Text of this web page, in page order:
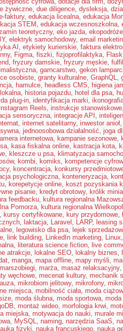
żywiczne, due diligence, dysleksja,
faktury, edukacja licealna, edukacja
STEM , edukacja wczesnoszkolna,
teoretyczny, eko jazda, ekopodróże
, elektryk samochodowy, email
AI , etykiety kurierskie, faktura
, Figma, fiszki, fizjoprofilaktyka, Flask
, fryzury damskie, fryzury męskie,
, garncarstwo, gekon
osobiste, granty kulturalne, GraphQL,
, hamulce, headless CMS, higiena
, historia pojazdu, hotel dla psa,
plug-in, identyfikacja marki,
Instagram Reels, instrukcje stanowiskowe
sensoryczna, integracje API ,
, internet satelitarny, inwestor anioł
, jednoosobowa działalność, joga
internetowa, kampanie sezonowe,
, kasa fiskalna online, kastracja kota,
, kleszcze u psa, klimatyzacja
, kombi, komiks, kompetencje
, koncentracja, konkursy
psychologiczna, konteneryzacja,
, korepetycje online, koszt pozyskania
pisanie, kredyt obrotowy, królik
feedbacku, kultura regionalna
Pomorza, kultura regionalna
, kursy certyfikowane, kury przydomowe,
, laktacja, Laravel , LARP, leasing
, legowisko dla psa, lejek
, link building, LinkedIn marketing, Linux
, literatura science fiction, live
atrakcje, lokalne SEO, lokalny biznes,
, manga, mapa offline, mapy myśli,
marszobiegi, marża, masaż relaksacyjny,
węchowe, mecenat kultury, mechanik
, mikrobiom jelitowy, mikrofony,
miejsca, mobilność ciała, moda
, moda ślubna, moda sportowa,
, montaż wideo, morfologia krwi,
miejska, motywacja do nauki, murale
, MySQL, naming, narzędzia SaaS,
fizyki, nauka francuskiego, nauka